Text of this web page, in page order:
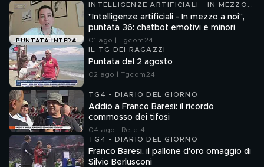
PUNTATA INTERA
INTELLIGENZE ARTIFICIALI - IN MEZZO
A NOI
"Intelligenze artificiali - In mezzo a noi",
puntata 36: chatbot emotivi e minori
01 ago | Tgcom24
IL TG DEI RAGAZZI
Puntata del 2 agosto
02 ago | Tgcom24
TG4 - DIARIO DEL GIORNO
Addio a Franco Baresi: il ricordo
commosso dei tifosi
04 ago | Rete 4
TG4 - DIARIO DEL GIORNO
Franco Baresi, il pallone d'oro omaggio di
Silvio Berlusconi